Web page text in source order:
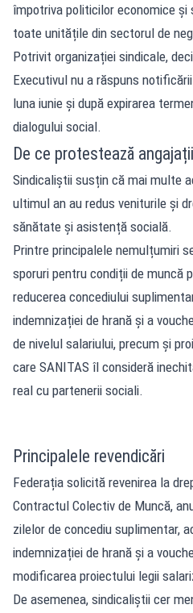
împotriva politicilor economice și
toate unitățile din sectorul de
Potrivit organizației sindicale,
Executivul nu a răspuns
luna iunie și după expirarea
dialogului social.
De ce protestează
Sindicaliștii susțin că mai multe
ultimul an au redus veniturile și
sănătate și asistență socială.
Printre principalele nemulțumiri
sporuri pentru condiții de muncă
reducerea concediului
indemnizației de hrană și a
de nivelul salariului, precum și
care SANITAS îl consideră
real cu partenerii sociali.
Principalele revendicări
Federația solicită revenirea la
Contractul Colectiv de Muncă,
zilelor de concediu suplimentar,
indemnizației de hrană și a
modificarea proiectului legii
De asemenea, sindicaliștii cer